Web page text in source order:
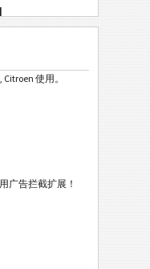
使用。
广告拦截扩展！